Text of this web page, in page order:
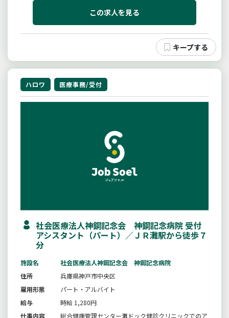
この求人を見る
ハロワ 医療事務/受付
社会医療法人神鋼記念会 神鋼記念病院 受付
アシスタント（パート）／ＪＲ灘駅から徒歩７
分
施設名
社会医療法人神鋼記念会 神鋼記念病院
住所
兵庫県神戸市中央区
雇用形態
パート・アルバイト
給与
時給 1,280円
仕事内容
総合健康管理センター灘ドック健診クリニックでのア